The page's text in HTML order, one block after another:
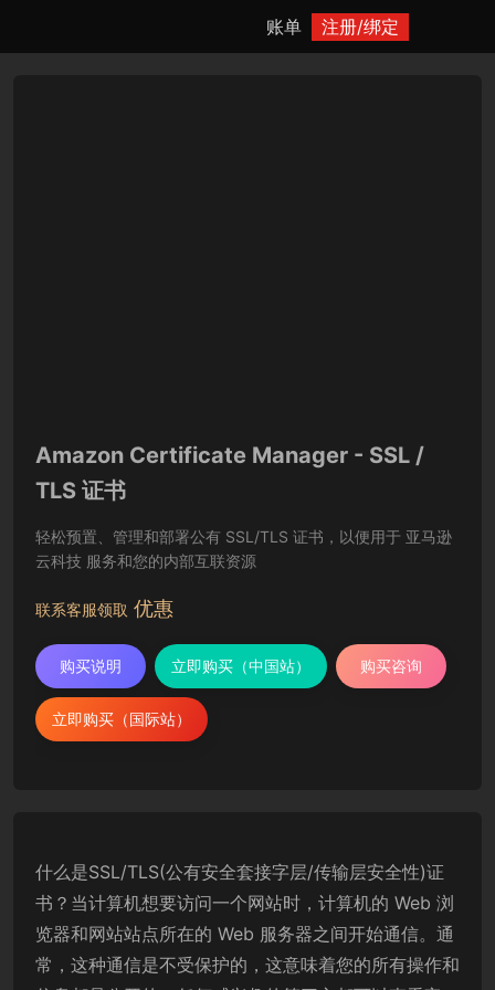
账单 注册/绑定
Amazon Certificate Manager - SSL /
TLS 证书
轻松预置、管理和部署公有 SSL/TLS 证书，以便用于 亚马逊
云科技 服务和您的内部互联资源
联系客服领取 优惠
购买说明 立即购买（中国站） 购买咨询
立即购买（国际站）
什么是SSL/TLS(公有安全套接字层/传输层安全性)证
书？当计算机想要访问一个网站时，计算机的 Web 浏
览器和网站站点所在的 Web 服务器之间开始通信。通
常，这种通信是不受保护的，这意味着您的所有操作和